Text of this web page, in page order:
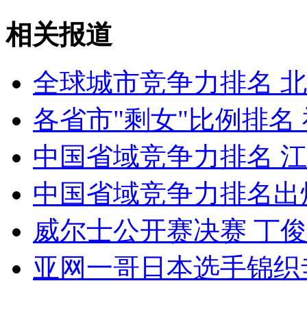
百元人民币荧光暗记"哈哈"字形
山西运城恶犬咬伤多人 警民合力深夜将其击毙
女孩北京地铁殴打老人 痛下狠手拳打脚踢
无痛分娩是否安全 医生回应
外交部：反对强权政治霸凌主义
相关报道
全球城市竞争力排名
各省市"剩女"比例排名
中国省域竞争力排名
中国省域竞争力排名
威尔士公开赛决赛 丁
亚网一哥日本选手锦